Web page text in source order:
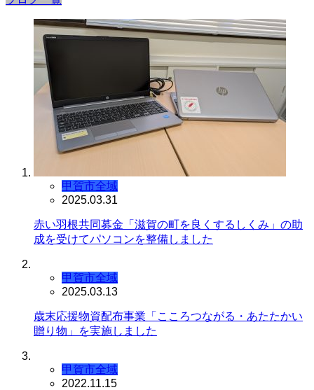
甲賀市全域
2025.03.31
赤い羽根共同募金「滋賀の町を良くするしくみ」の助
成を受けてパソコンを整備しました
甲賀市全域
2025.03.13
歳末応援物資配布事業「こころつながる・あたたかい
贈り物」を実施しました
甲賀市全域
2022.11.15